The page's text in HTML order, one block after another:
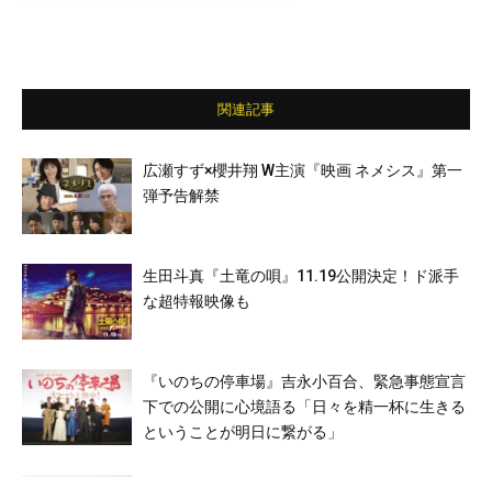
関連記事
広瀬すず×櫻井翔 W主演『映画 ネメシス』第一
弾予告解禁
生田斗真『土竜の唄』11.19公開決定！ド派手
な超特報映像も
『いのちの停車場』吉永小百合、緊急事態宣言
下での公開に心境語る「日々を精一杯に生きる
ということが明日に繋がる」